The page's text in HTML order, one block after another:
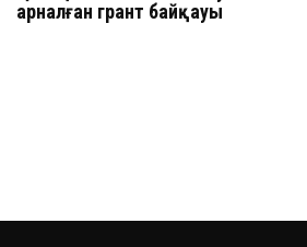
арналған грант байқауы